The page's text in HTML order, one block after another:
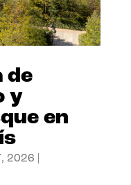
de
y
en
2026